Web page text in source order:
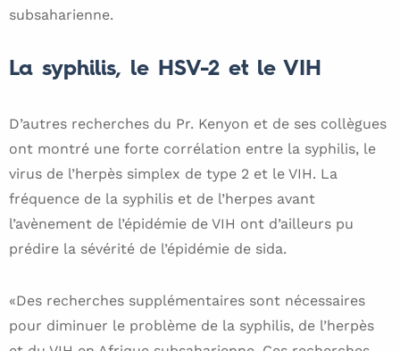
subsaharienne.
La syphilis, le HSV-2 et le VIH
D’autres recherches du Pr. Kenyon et de ses collègues
ont montré une forte corrélation entre la syphilis, le
virus de l’herpès simplex de type 2 et le VIH. La
fréquence de la syphilis et de l’herpes avant
l’avènement de l’épidémie de VIH ont d’ailleurs pu
prédire la sévérité de l’épidémie de sida.
«Des recherches supplémentaires sont nécessaires
pour diminuer le problème de la syphilis, de l’herpès